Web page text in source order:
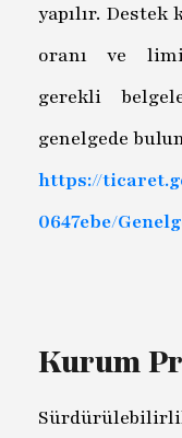
yapılır. Destek
oranı ve
gerekli
genelgede
https://
0647ebe/
Kurum